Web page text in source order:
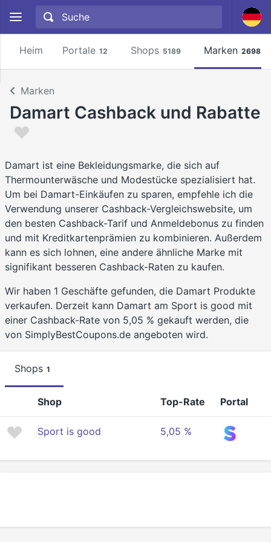
Heim Portale 12 Shops 5189 Marken 2698
Marken
Damart Cashback und Rabatte
Damart ist eine Bekleidungsmarke, die sich auf
Thermounterwäsche und Modestücke spezialisiert hat.
Um bei Damart-Einkäufen zu sparen, empfehle ich die
Verwendung unserer Cashback-Vergleichswebsite, um
den besten Cashback-Tarif und Anmeldebonus zu finden
und mit Kreditkartenprämien zu kombinieren. Außerdem
kann es sich lohnen, eine andere ähnliche Marke mit
signifikant besseren Cashback-Raten zu kaufen.
Wir haben 1 Geschäfte gefunden, die Damart Produkte
verkaufen. Derzeit kann Damart am Sport is good mit
einer Cashback-Rate von 5,05 % gekauft werden, die
von SimplyBestCoupons.de angeboten wird.
Shops 1
Shop Top-Rate Portal
Sport is good 5,05 %